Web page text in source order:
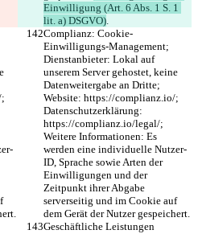
Einwilligung (Art. 6 Abs. 1 S. 1
lit. a) DSGVO).
Complianz: Cookie-
Einwilligungs-Management;
Dienstanbieter: Lokal auf
unserem Server gehostet, keine
Datenweitergabe an Dritte;
Website: https://complianz.io/;
Datenschutzerklärung:
https://complianz.io/legal/;
Weitere Informationen: Es
werden eine individuelle Nutzer-
ID, Sprache sowie Arten der
Einwilligungen und der
Zeitpunkt ihrer Abgabe
serverseitig und im Cookie auf
dem Gerät der Nutzer gespeichert.
Geschäftliche Leistungen